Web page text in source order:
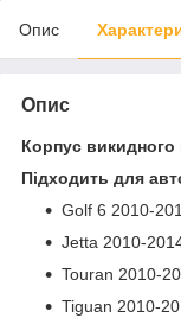
Опис
Опис
Корпус викидного
Підходить для
Golf 6 2010-
Jetta 2010-
Touran 2010-
Tiguan 2010-